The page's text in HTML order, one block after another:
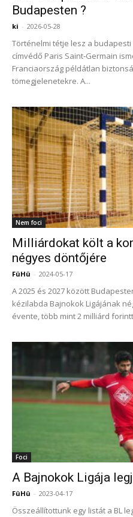
Budapesten ?
ki - 2026-05-28
Történelmi tétje lesz a
címvédő Paris Saint‑Germain
Franciaország példátlan
tömegjelenetekre. A...
Nem foci
Milliárdokat költ a
négyes döntőjére
FüHü - 2024-05-17
A 2025 és 2027 között
kézilabda Bajnokok Ligájának
évente, több mint 2 milliárd
Foci
A Bajnokok Ligája
FüHü - 2023-04-17
Összeállítottunk egy listát a BL